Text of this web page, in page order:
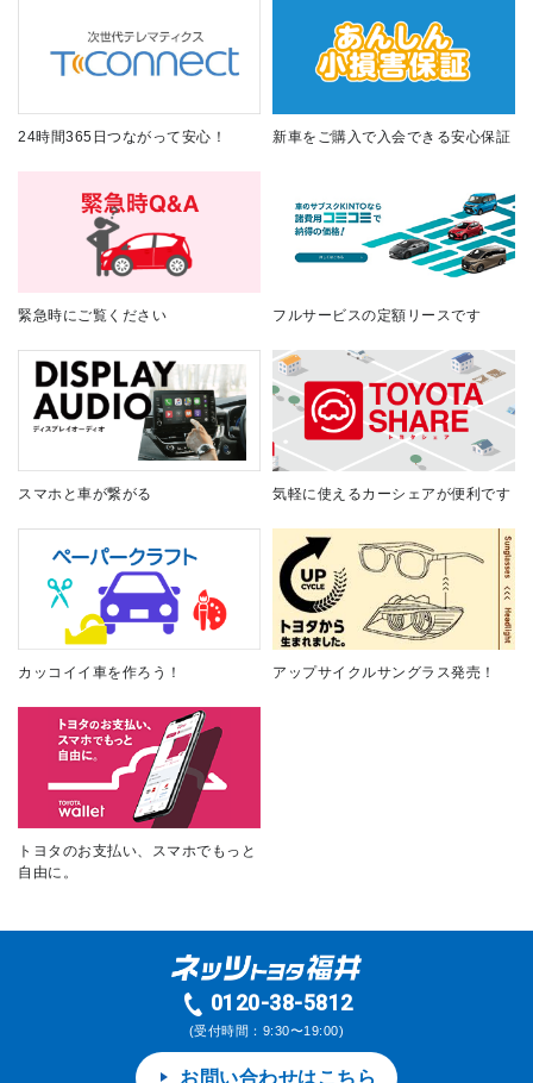
24時間365日つながって安心！ 新車をご購入で入会できる安心保証
緊急時にご覧ください フルサービスの定額リースです
スマホと車が繋がる 気軽に使えるカーシェアが便利です
カッコイイ車を作ろう！ アップサイクルサングラス発売！
トヨタのお支払い、スマホでもっと
自由に。
0120-38-5812
(受付時間：9:30〜19:00)
お問い合わせはこちら